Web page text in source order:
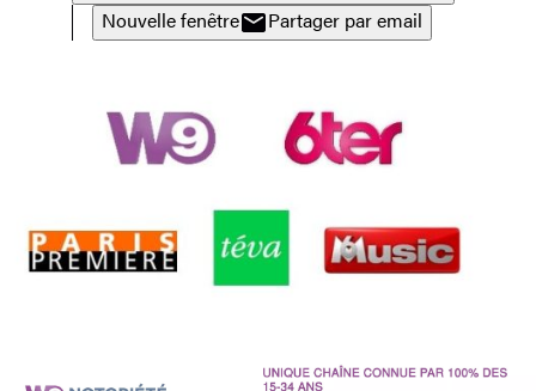
Nouvelle fenêtre
Partager par email